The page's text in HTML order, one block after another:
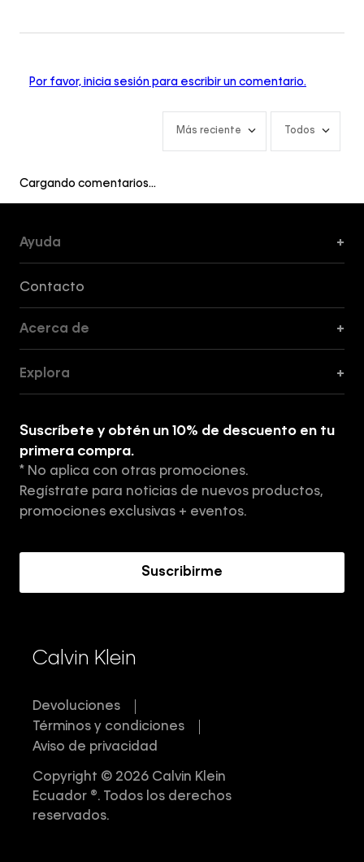
Por favor, inicia sesión para escribir un comentario.
Más reciente Todos
Cargando comentarios…
Ayuda +
Contacto
Acerca de +
Tiendas
Aviso de privacidad
Términos y Condiciones
Explora +
Suscríbete y obtén un 10% de descuento en tu
primera compra.
* No aplica con otras promociones.
Regístrate para noticias de nuevos productos,
promociones exclusivas + eventos.
Suscribirme
Calvin Klein
Devoluciones
Términos y condiciones
Aviso de privacidad
Copyright © 2026 Calvin Klein
Ecuador ®. Todos los derechos
reservados.